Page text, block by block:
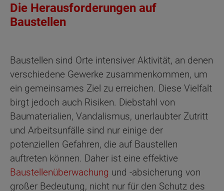
Die Herausforderungen auf
Baustellen
Baustellen sind Orte intensiver Aktivität, an denen
verschiedene Gewerke zusammenkommen, um
ein gemeinsames Ziel zu erreichen. Diese Vielfalt
birgt jedoch auch Risiken. Diebstahl von
Baumaterialien, Vandalismus, unerlaubter Zutritt
und Arbeitsunfälle sind nur einige der
potenziellen Gefahren, die auf Baustellen
auftreten können. Daher ist eine effektive
Baustellenüberwachung und -absicherung von
großer Bedeutung, nicht nur für den Schutz des